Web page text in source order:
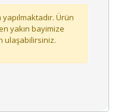
yapılmaktadır. Ürün
yakın bayimize
ulaşabilirsiniz.